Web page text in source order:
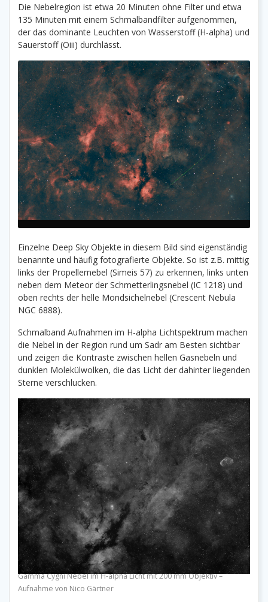
Die Nebelregion ist etwa 20 Minuten ohne Filter und etwa
135 Minuten mit einem Schmalbandfilter aufgenommen,
der das dominante Leuchten von Wasserstoff (H-alpha) und
Sauerstoff (Oiii) durchlässt.
Einzelne Deep Sky Objekte in diesem Bild sind eigenständig
benannte und häufig fotografierte Objekte. So ist z.B. mittig
links der Propellernebel (Simeis 57) zu erkennen, links unten
neben dem Meteor der Schmetterlingsnebel (IC 1218) und
oben rechts der helle Mondsichelnebel (Crescent Nebula
NGC 6888).
Schmalband Aufnahmen im H-alpha Lichtspektrum machen
die Nebel in der Region rund um Sadr am Besten sichtbar
und zeigen die Kontraste zwischen hellen Gasnebeln und
dunklen Molekülwolken, die das Licht der dahinter liegenden
Sterne verschlucken.
Gamma Cygni Nebel im H-alpha Licht mit 200 mm Objektiv –
Aufnahme von Nico Gärtner